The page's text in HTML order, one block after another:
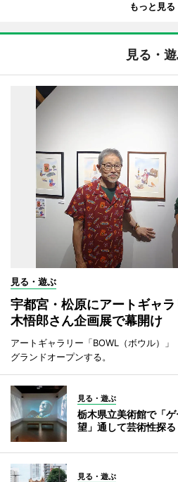
もっと見る
見る・
見る・遊ぶ
宇都宮・松原にアートギャ
木悟郎さん企画展で幕開け
アートギャラリー「BOWL（ボウル）」
グランドオープンする。
見る・遊ぶ
栃木県立美術館で「
望」通して芸術性探る
見る・遊ぶ